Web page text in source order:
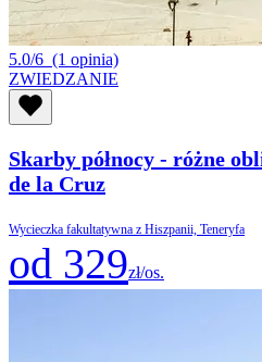
5.0/6 (1 opinia)
ZWIEDZANIE
Skarby północy - różne
de la Cruz
Wycieczka fakultatywna z Hiszpanii, Teneryfa
od 329zł/os.